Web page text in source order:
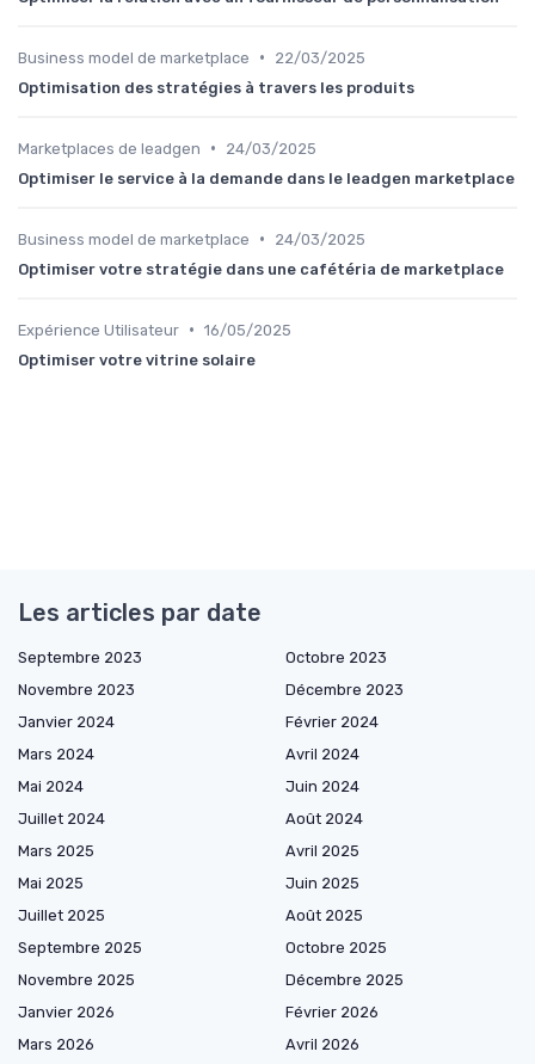
Business model de marketplace •
22/03/2025
Optimisation des stratégies à travers les produits
Marketplaces de leadgen •
24/03/2025
Optimiser le service à la demande dans le leadgen marketplace
Business model de marketplace •
24/03/2025
Optimiser votre stratégie dans une cafétéria de marketplace
Expérience Utilisateur • 16/05/2025
Optimiser votre vitrine solaire
Les articles par date
Septembre 2023
Octobre 2023
Novembre 2023
Décembre 2023
Janvier 2024
Février 2024
Mars 2024
Avril 2024
Mai 2024
Juin 2024
Juillet 2024
Août 2024
Mars 2025
Avril 2025
Mai 2025
Juin 2025
Juillet 2025
Août 2025
Septembre 2025
Octobre 2025
Novembre 2025
Décembre 2025
Janvier 2026
Février 2026
Mars 2026
Avril 2026